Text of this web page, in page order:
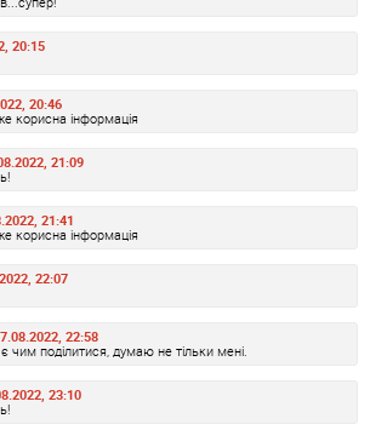
20:15
20:46
корисна інформація
21:09
21:41
корисна інформація
22:07
7.08.2022, 22:58
чим поділитися, думаю не тільки мені.
23:10